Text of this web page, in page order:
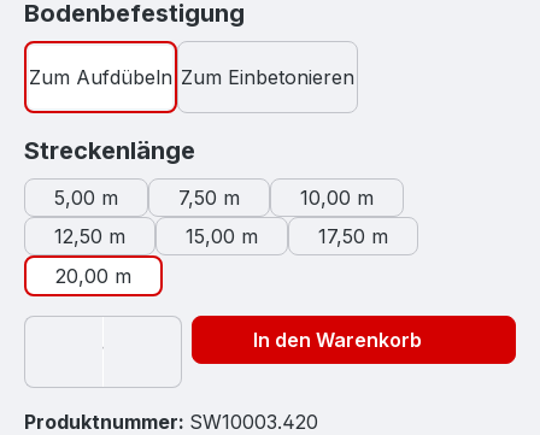
Bodenbefestigung
Zum Aufdübeln Zum Einbetonieren
Streckenlänge
5,00 m 7,50 m
10,00 m
12,50 m
15,00 m
17,50 m
20,00 m
In den Warenkorb
Produktnummer: SW10003.420